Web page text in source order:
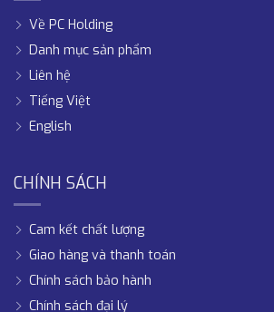
Về PC Holding
Danh mục sản phẩm
Liên hệ
Tiếng Việt
English
CHÍNH SÁCH
Cam kết chất lượng
Giao hàng và thanh toán
Chính sách bảo hành
Chính sách đại lý